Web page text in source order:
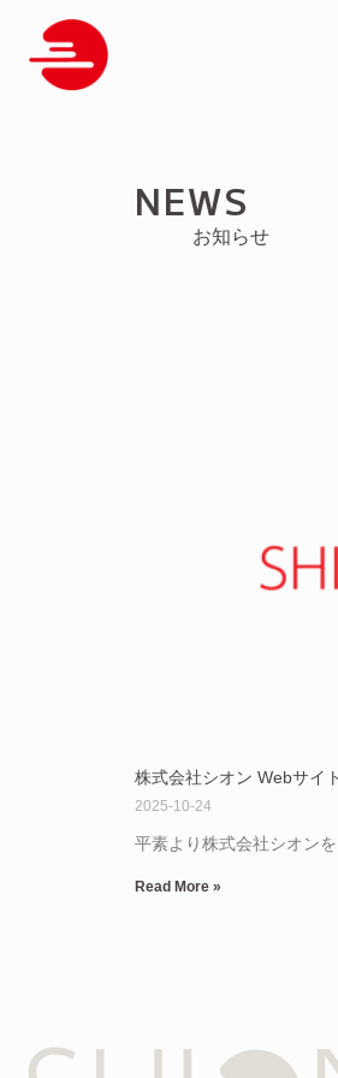
NEWS
お知らせ
株式会社シオン Webサイ
2025-10-24
平素より株式会社シオン
Read More »